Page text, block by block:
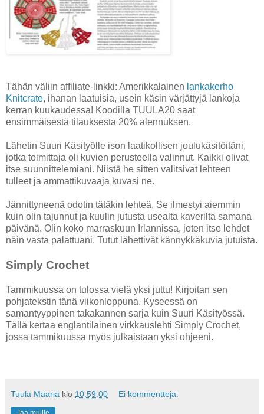
Tähän väliin affiliate-linkki: Amerikkalainen lankakerho
Knitcrate, ihanan laatuisia, usein käsin värjättyjä lankoja
kerran kuukaudessa! Koodilla TUULA20 saat
ensimmäisestä tilauksesta 20% alennuksen.
Lähetin Suuri Käsityölle ison laatikollisen joulukäsitöitäni,
jotka toimittaja oli kuvien perusteella valinnut. Kaikki olivat
itse suunnittelemiani. Niistä he sitten valitsivat lehteen
tulleet ja ammattikuvaaja kuvasi ne.
Jännittyneenä odotin tätäkin lehteä. Se ilmestyi aiemmin
kuin olin tajunnut ja kuulin jutusta usealta kaverilta samana
päivänä. Olin koko marraskuun Irlannissa, joten itse lehdet
näin vasta palattuani. Tutut lähettivät kännykkäkuvia jutuista.
Simply Crochet
Tammikuussa on tulossa vielä yksi juttu! Kirjoitan sen
pohjatekstin tänä viikonloppuna. Kyseessä on
samantyyppinen takakannen sarja kuin Suuri Käsityössä.
Tällä kertaa englantilainen virkkauslehti Simply Crochet,
jossa tammikuussa myös julkaistaan yksi ohjeeni.
Tuula Maaria klo 10.59.00 Ei kommentteja: